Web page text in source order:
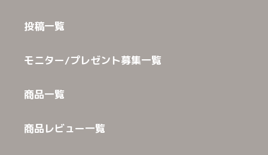
投稿一覧
モニター/プレゼント募集一覧
商品一覧
商品レビュー一覧